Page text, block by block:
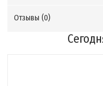
Отзывы (0)